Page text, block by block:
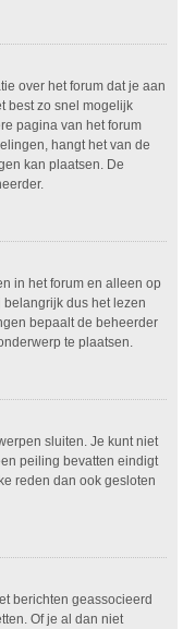
over het forum dat je aan
best zo snel mogelijk
pagina van het forum
hangt het van de
kan plaatsen. De
in het forum en alleen op
dus het lezen
bepaalt de beheerder
te plaatsen.
sluiten. Je kunt niet
peiling bevatten eindigt
reden dan ook gesloten
berichten geassocieerd
Of je al dan niet